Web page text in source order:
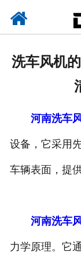
洗车风机
河南洗车
设备，它采用
车辆表面，提
河南洗车
力学原理。它